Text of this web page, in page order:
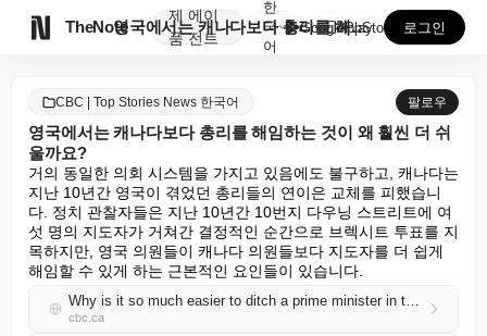
TheNote
제
품
에이
전트
영국에서는 캐나다보다 총리를 해임하는 것이 왜 훨씬 더...
한
국
어
GooglePlay
AppStore 로그인
CBC | Top Stories News 한국어 팔로우
영국에서는 캐나다보다 총리를 해임하는 것이 왜 훨씬 더 쉬
울까요?
거의 동일한 의회 시스템을 가지고 있음에도 불구하고, 캐나다는
지난 10년간 영국이 겪었던 총리들의 연이은 교체를 피했습니
다. 정치 관찰자들은 지난 10년간 10번지 다우닝 스트리트에 여
섯 명의 지도자가 거쳐간 결정적인 순간으로 브렉시트 투표를 지
목하지만, 영국 의원들이 캐나다 의원들보다 지도자를 더 쉽게
해임할 수 있게 하는 근본적인 요인들이 있습니다.
Why is it so much easier to ditch a prime minister in the U.K. than in Canada?
cbc.ca